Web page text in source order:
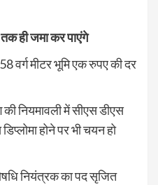
ही जमा कर पाएंगे
वर्ग मीटर भूमि एक रुपए की दर
की नियमावली में सीएस डीएस
होने पर भी चयन हो
नियंत्रक का पद सृजित